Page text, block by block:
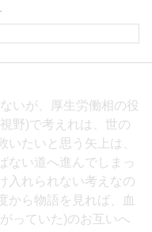
いが、厚生労働相の役
野)で考えれは、世の
いたいと思う矢上は、
ない道へ進んでしまっ
入れられない考えなの
から物語を見れば、血
っていた)のお互いへ